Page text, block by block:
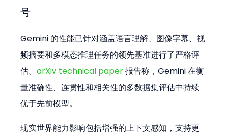
号
Gemini 的性能已针对涵盖语言理解、图像字幕、视
频摘要和多模态推理任务的领先基准进行了严格评
估。arXiv technical paper 报告称，Gemini 在衡
量准确性、连贯性和相关性的多数据集评估中持续
优于先前模型。
现实世界能力影响包括增强的上下文感知，支持更